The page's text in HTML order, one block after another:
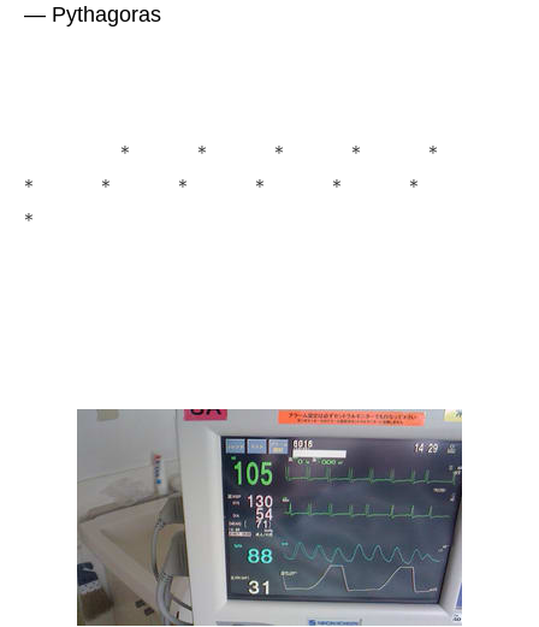
― Pythagoras
＊ ＊ ＊ ＊ ＊
＊ ＊ ＊ ＊ ＊ ＊
＊